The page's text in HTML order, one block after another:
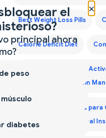
Best Weight Loss Pills
Calorie Deficit Diet
Contador de Calorías
y Rastrea Nutrición Sin
Contador de Calorías para
Información Nutricional
×
el
principal ahora
peso
diabetes